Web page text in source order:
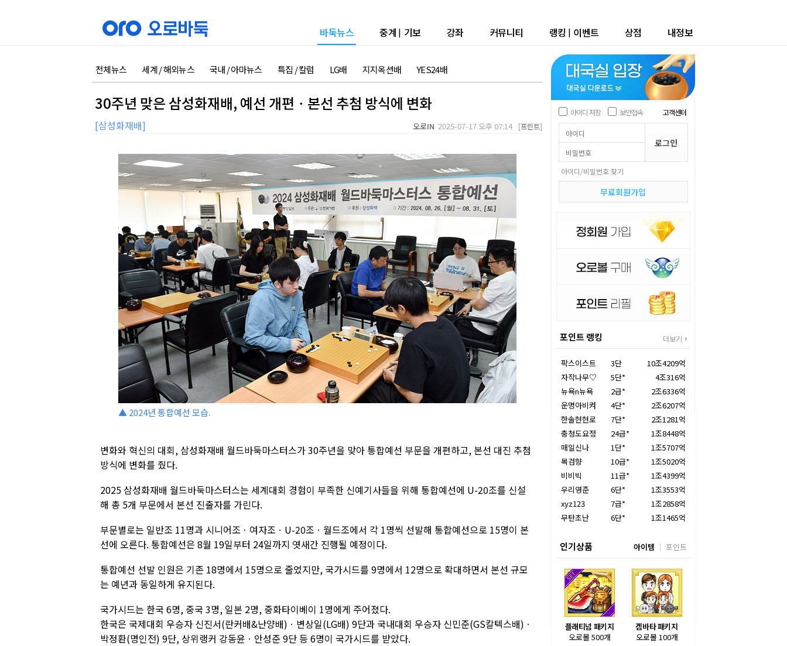
바둑뉴스 중계 | 기보 강좌 커뮤니티 랭킹 | 이벤트 상점 내정보
전체뉴스 세계 / 해외뉴스 국내 / 아마뉴스 특집 / 칼럼 LG배 지지옥션배 YES24배
30주년 맞은 삼성화재배, 예선 개편ㆍ본선 추첨 방식에 변화
[삼성화재배] 오로IN 2025-07-17 오후 07:14 [프린트]
▲ 2024년 통합예선 모습.
변화와 혁신의 대회, 삼성화재배 월드바둑마스터스가 30주년을 맞아 통합예선 부문을 개편하고, 본선 대진 추첨
방식에 변화를 줬다.
2025 삼성화재배 월드바둑마스터스는 세계대회 경험이 부족한 신예기사들을 위해 통합예선에 U-20조를 신설
해 총 5개 부문에서 본선 진출자를 가린다.
부문별로는 일반조 11명과 시니어조ㆍ여자조ㆍU-20조ㆍ월드조에서 각 1명씩 선발해 통합예선으로 15명이 본
선에 오른다. 통합예선은 8월 19일부터 24일까지 엿새간 진행될 예정이다.
통합예선 선발 인원은 기존 18명에서 15명으로 줄었지만, 국가시드를 9명에서 12명으로 확대하면서 본선 규모
는 예년과 동일하게 유지된다.
국가시드는 한국 6명, 중국 3명, 일본 2명, 중화타이베이 1명에게 주어졌다.
한국은 국제대회 우승자 신진서(란커배&난양배)ㆍ변상일(LG배) 9단과 국내대회 우승자 신민준(GS칼텍스배)ㆍ
박정환(명인전) 9단, 상위랭커 강동윤ㆍ안성준 9단 등 6명이 국가시드를 받았다.
아이디 저장 보안접속 고객센터
아이디/비밀번호 찾기
무료회원가입
포인트 랭킹 더보기
팍스이스트 3단
10조4209억
자작나무♡
5단*
4조316억
뉴욕n뉴욕
2급*
2조6336억
운명아비켜
4단*
2조6207억
한솔현현로
7단*
2조1281억
충청도요정
24급*
1조8448억
매일신나
1단*
1조5707억
목검향
10급*
1조5020억
비비빅
11급*
1조4399억
우리영준
6단*
1조3553억
xyz123
7급*
1조2858억
무탄초난
6단* 1조1465억
인기상품 아이템 포인트
플래티넘 패키지
오로볼 500개
겜바타 패키지
오로볼 100개